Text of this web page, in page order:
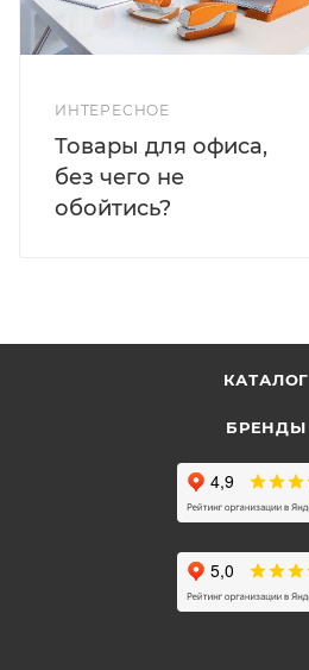
ИНТЕРЕСНОЕ
Товары для офиса,
без чего не
обойтись?
КАТАЛОГ
БРЕНДЫ